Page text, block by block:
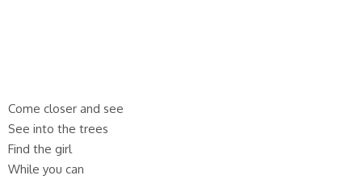
Come closer and see
See into the trees
Find the girl
While you can